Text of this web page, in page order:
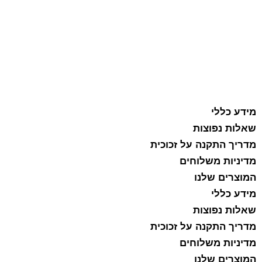
מידע כללי
שאלות נפוצות
מדריך התקנה על זכוכית
מדיניות משלוחים
המוצרים שלנו
מידע כללי
שאלות נפוצות
מדריך התקנה על זכוכית
מדיניות משלוחים
המוצרים שלנו